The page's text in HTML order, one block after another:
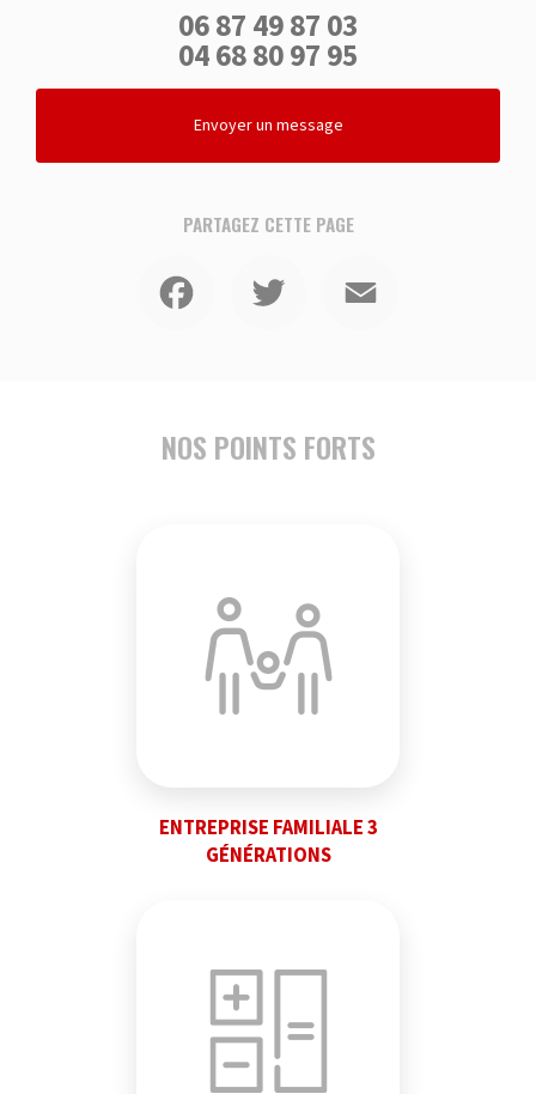
06 87 49 87 03
04 68 80 97 95
Envoyer un message
PARTAGEZ CETTE PAGE
NOS POINTS FORTS
ENTREPRISE FAMILIALE 3
GÉNÉRATIONS